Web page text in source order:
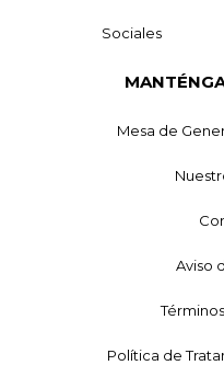
Sociales
Mesa de
Aviso
Política de